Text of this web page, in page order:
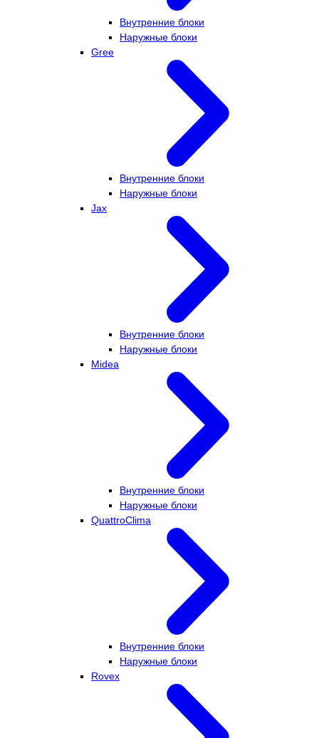
Внутренние блоки
Наружные блоки
Gree
Внутренние блоки
Наружные блоки
Jax
Внутренние блоки
Наружные блоки
Midea
Внутренние блоки
Наружные блоки
QuattroClima
Внутренние блоки
Наружные блоки
Rovex